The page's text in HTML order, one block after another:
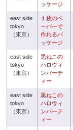
ッケージ
east side
tokyo
（東京）
１枚のペ
ーパーで
作れるパ
ッケージ
east side
tokyo
（東京）
黒ねこの
ハロウィ
ンパーテ
ィー
east side
tokyo
（東京）
黒ねこの
ハロウィ
ンパーテ
ィー